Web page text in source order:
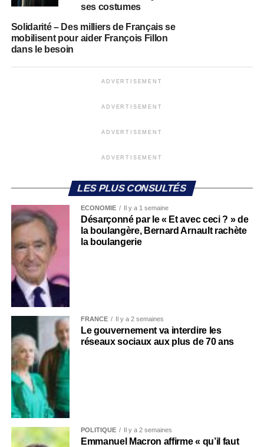
ses costumes
Solidarité – Des milliers de Français se
mobilisent pour aider François Fillon
dans le besoin
ADVERTISEMENT
ADVERTISEMENT
ADVERTISEMENT
ADVERTISEMENT
LES PLUS CONSULTÉS
ECONOMIE Il y a 1 semaine
Désarçonné par le « Et avec ceci ? » de
la boulangère, Bernard Arnault rachète
la boulangerie
FRANCE Il y a 2 semaines
Le gouvernement va interdire les
réseaux sociaux aux plus de 70 ans
POLITIQUE Il y a 2 semaines
Emmanuel Macron affirme « qu’il faut